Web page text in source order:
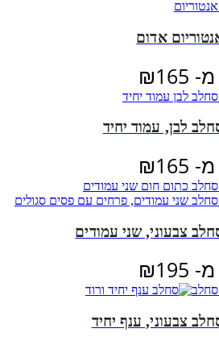
אדום
₪165
לבן, עמוד יחיד
₪165
צבעוני, שני עמודים
₪195
צבעוני, ענף יחיד